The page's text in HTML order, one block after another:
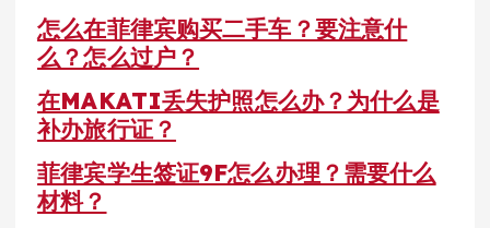
怎么在菲律宾购买二手车？要注意什
么？怎么过户？
在MAKATI丢失护照怎么办？为什么是
补办旅行证？
菲律宾学生签证9F怎么办理？需要什么
材料？